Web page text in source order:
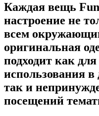
Каждая вещь
настроение не
всем
оригинальная
подходит как
использования
так и
посещений